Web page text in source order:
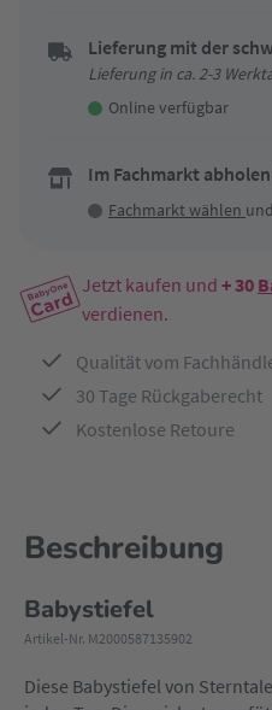
Lieferung mit der
Lieferung in ca. 2-3
Online verfügbar
Im Fachmarkt
Fachmarkt wählen
Jetzt kaufen und + 30
verdienen.
Qualität vom
30 Tage Rückgaberecht
Kostenlose Retoure
Beschreibung
Babystiefel
Artikel-Nr. M2000587135902
Diese Babystiefel von